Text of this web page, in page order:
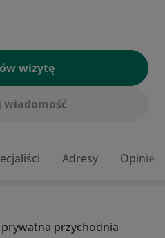
wizytę
wiadomość
Adresy Opinie
przychodnia